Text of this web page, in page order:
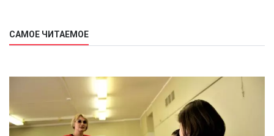
САМОЕ ЧИТАЕМОЕ